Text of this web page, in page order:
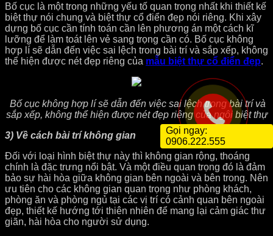
Bố cục là một trong những yếu tố quan trọng nhất khi thiết kế
biệt thự nói chung và biệt thự cổ điển đẹp nói riêng. Khi xây
dựng bố cục cần tính toán cần lên phương án một cách kĩ
lưỡng để làm toát lên vẻ sang trọng cần có. Bố cục không
hợp lí sẽ dẫn đến việc sai lệch trong bài trí và sắp xếp, không
thể hiện được nét đẹp riêng của mẫu biệt thự cổ điển đẹp.
Bố cục không hợp lí sẽ dẫn đến việc sai lệch trong bài trí và
sắp xếp, không thể hiện được nét đẹp riêng của ngôi biệt thự
3) Về cách bài trí không gian
Đối với loại hình biệt thự này thì không gian rộng, thoáng
chính là đặc trưng nổi bật. Và một điều quan trọng đó là đảm
bảo sự hài hòa giữa không gian bên ngoài và bên trong. Nên
ưu tiên cho các không gian quan trọng như phòng khách,
phòng ăn và phòng ngủ tại các vị trí có cảnh quan bên ngoài
đẹp, thiết kế hướng tới thiên nhiên để mang lại cảm giác thư
giãn, hài hòa cho người sử dụng.
Gọi ngay:
0906.222.555